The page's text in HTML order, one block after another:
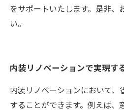
をサポートいたします。是非、
い。
内装リノベーションで実現す
内装リノベーションにおいて、
することができます。例えば、